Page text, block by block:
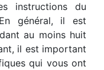
instructions du
général, il est
au moins huit
il est important
qui vous ont